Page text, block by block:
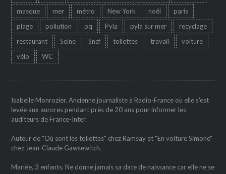
masque
mer métro New York noêl
paris
plage
pollution pq Pyla pyla sur mer
recyclage
restaurant
Seine Sncf toilettes travail
voiture
vélo
WC
Isabelle Monrozier. Ancienne journaliste à Radio-France où elle s'est
levée aux aurores pendant près de 20 ans pour informer les
auditeurs de France-Inter.
Auteur de "Où sont les toilettes" chez Ramsay et "En voiture Simone"
chez Jean-Claude Gawsewitch.
Mariée, 3 enfants. Ne donne jamais sa date de naissance car elle ne se